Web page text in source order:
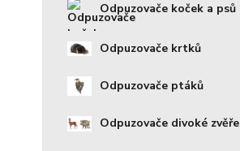
Odpuzovače koček a psů
Odpuzovače krtků
Odpuzovače ptáků
Odpuzovače divoké zvěře